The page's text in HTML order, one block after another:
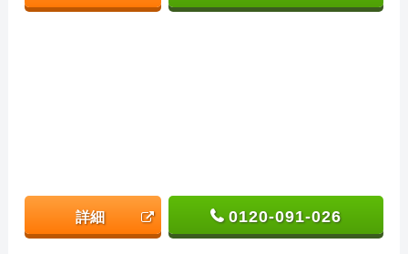
詳細 0120-091-026